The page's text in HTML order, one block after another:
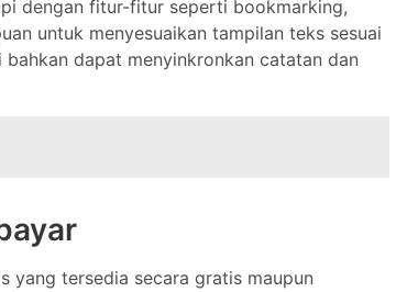
dengan fitur-fitur seperti bookmarking,
untuk menyesuaikan tampilan teks sesuai
dapat menyinkronkan catatan dan
yang tersedia secara gratis maupun